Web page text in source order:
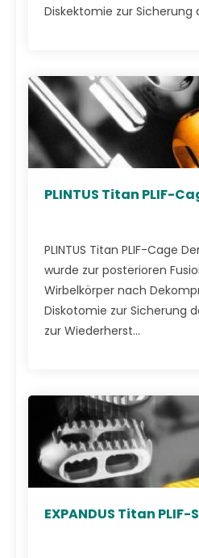
Diskektomie zur Sicherung
PLINTUS Titan PLIF-
PLINTUS Titan PLIF-Cage
wurde zur posterioren
Wirbelkörper nach
Diskotomie zur Sicherung
zur Wiederherst...
EXPANDUS Titan